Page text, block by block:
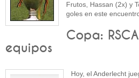
Frutos, Hassan (2x) y
goles en este
Copa:
equipos
Hoy, el Anderlecht